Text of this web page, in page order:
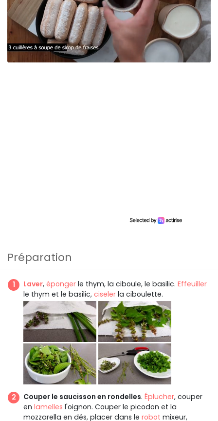
Préparation
Laver, éponger le thym, la ciboule, le basilic. Effeuiller
le thym et le basilic, ciseler la ciboulette.
Couper le saucisson en rondelles. Éplucher, couper
en lamelles l'oignon. Couper le picodon et la
mozzarella en dés, placer dans le robot mixeur,